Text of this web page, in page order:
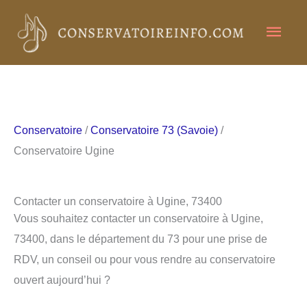
contenu
Conservatoire /Conservatoire 73 (Savoie) /
Conservatoire Ugine
Contacter un conservatoire à Ugine, 73400
Vous souhaitez contacter un conservatoire à Ugine,
73400, dans le département du 73 pour une prise de
RDV, un conseil ou pour vous rendre au conservatoire
ouvert aujourd’hui ?